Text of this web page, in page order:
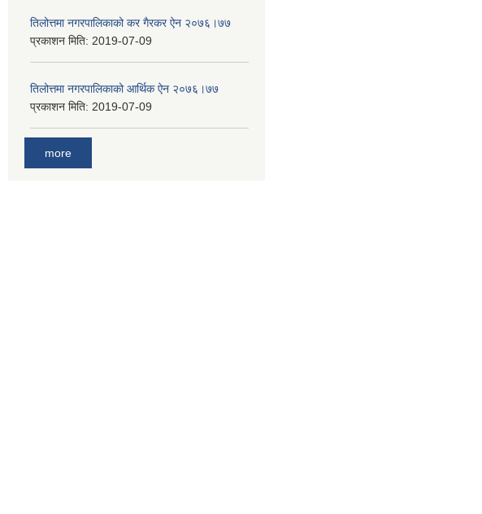
तिलोत्तमा नगरपालिकाको कर गैरकर ऐन २०७६।७७
प्रकाशन मिति: 2019-07-09
तिलोत्तमा नगरपालिकाको आर्थिक ऐन २०७६।७७
प्रकाशन मिति: 2019-07-09
more